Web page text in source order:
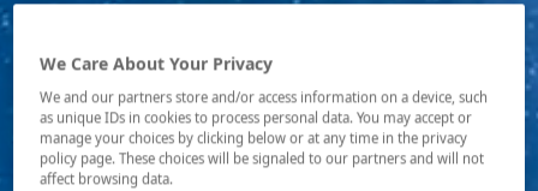
que busques nosotros te lo encontramos al mejor precio.
Destino *
Fechas *
08/08/2026 - 09/08/2026
We Care About Your Privacy
We and our partners store and/or access information on a device, such
as unique IDs in cookies to process personal data. You may accept or
manage your choices by clicking below or at any time in the privacy
policy page. These choices will be signaled to our partners and will not
affect browsing data.